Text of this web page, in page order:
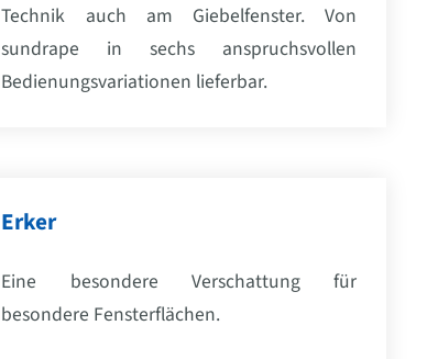
Technik auch am Giebelfenster. Von
sundrape in sechs anspruchsvollen
Bedienungsvariationen lieferbar.
Erker
Eine besondere Verschattung für
besondere Fensterflächen.